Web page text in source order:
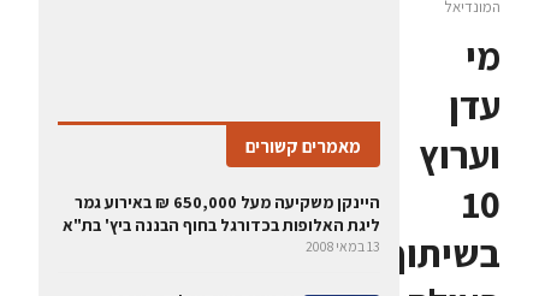
המונדיאל
מי
עדן
וערוץ
10
בשיתוף
מאמרים קשורים
היינקן משקיעה מעל 650,000 ₪ באירוע גמר
ליגת האלופות בכדורגל בחוף הבננה ביץ' בת"א
13 במאי 2008